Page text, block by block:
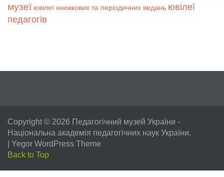
музеї ювілеї книжкових та періодичних видань ювілеї
педагогів
Copyright © 2026 Педагогічний музей України -
Національна академія педагогічних наук України.
Yegor WordPress Theme
Back to Top